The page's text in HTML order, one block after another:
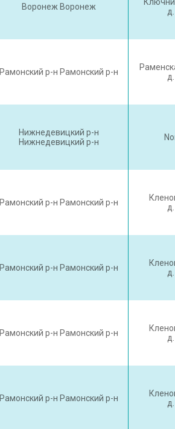
Воронеж Воронеж
Рамонский р-н Рамонский р-н
Нижнедевицкий р-н
Нижнедевицкий р-н
Рамонский р-н Рамонский р-н
Рамонский р-н Рамонский р-н
Рамонский р-н Рамонский р-н
Рамонский р-н Рамонский р-н